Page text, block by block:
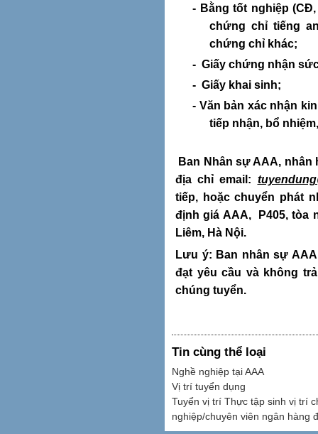
- Bằng tốt nghiệp
chứng chỉ tiếng
chứng chỉ khác;
- Giấy chứng nhận
- Giấy khai sinh;
- Văn bản xác nhận
tiếp nhận, bổ
Ban Nhân sự AAA, nhân
địa chỉ email:
tiếp, hoặc chuyển phát
định giá AAA, P405, tòa
Liêm, Hà Nội.
Lưu ý: Ban nhân sự
đạt yêu cầu và không
chúng tuyển.
Tin cùng thể loại
Nghề nghiệp tại AAA
Vị trí tuyển dụng
Tuyển vị trí Thực tập sinh vị trí
nghiệp/chuyên viên ngân hàng